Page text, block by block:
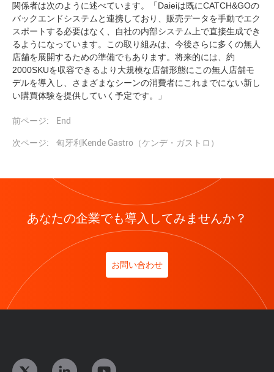
関係者は次のように述べています。「Daieiは既にCATCH&GOの
バックエンドシステムと連携しており、販売データを手動でエク
スポートする必要はなく、自社の内部システム上で直接生成でき
るようになっています。この取り組みは、今後さらに多くの無人
店舗を展開するための準備でもあります。将来的には、約
2000SKUを収容できるより大規模な店舗形態にこの無人店舗モ
デルを導入し、さまざまなシーンの消費者にこれまでにない新し
い購買体験を提供していく予定です。」
前ページ: End
次ページ: 匈牙利Kende Gastro（ケンデ・ガストロ）
あなたの企業でも導入してみませんか？
お問い合わせ